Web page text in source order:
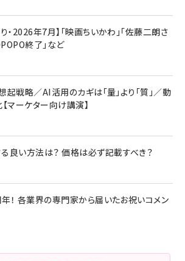
・2026年7月】「映画ちいかわ」「佐藤二朗さ
終了」など
起戦略／AI活用のカギは「量」より「質」／動
マーケター向け講演】
良い方法は？ 価格は必ず記載すべき？
！ 各業界の専門家から届いたお祝いコメン